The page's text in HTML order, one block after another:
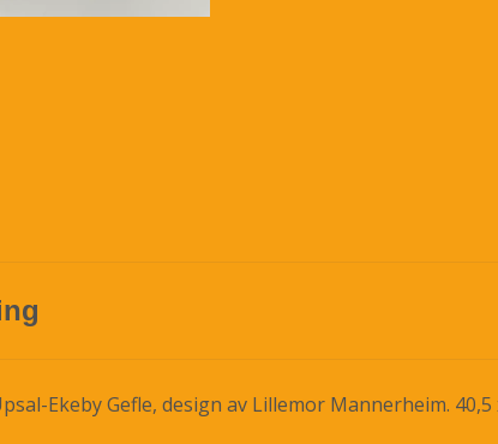
Ekeby Gefle, design av Lillemor Mannerheim. 40,5